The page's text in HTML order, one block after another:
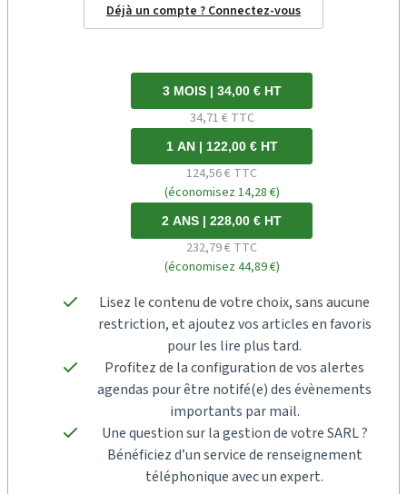
Déjà un compte ? Connectez-vous
3 MOIS | 34,00 € HT
34,71 € TTC
1 AN | 122,00 € HT
124,56 € TTC
(économisez 14,28 €)
2 ANS | 228,00 € HT
232,79 € TTC
(économisez 44,89 €)
Lisez le contenu de votre choix, sans aucune
restriction, et ajoutez vos articles en favoris
pour les lire plus tard.
Profitez de la configuration de vos alertes
agendas pour être notifé(e) des évènements
importants par mail.
Une question sur la gestion de votre SARL ?
Bénéficiez d’un service de renseignement
téléphonique avec un expert.